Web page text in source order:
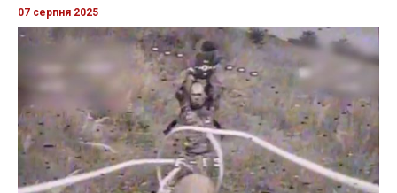
07 серпня 2025